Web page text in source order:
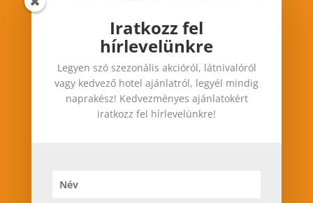
Iratkozz fel hírlevelünkre
Legyen szó szezonális akcióról, látnivalóról vagy
kedvező hotel ajánlatról, legyél mindig
naprakész! Kedvezményes ajánlatokért iratkozz
Iratkozz fel
hírlevelünkre
Legyen szó szezonális akcióról, látnivalóról
vagy kedvező hotel ajánlatról, legyél mindig
naprakész! Kedvezményes ajánlatokért
iratkozz fel hírlevelünkre!